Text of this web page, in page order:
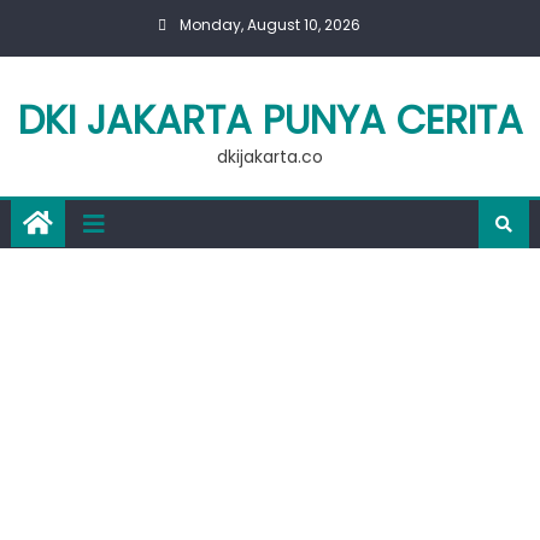
Monday, August 10, 2026
DKI JAKARTA PUNYA CERITA
dkijakarta.co